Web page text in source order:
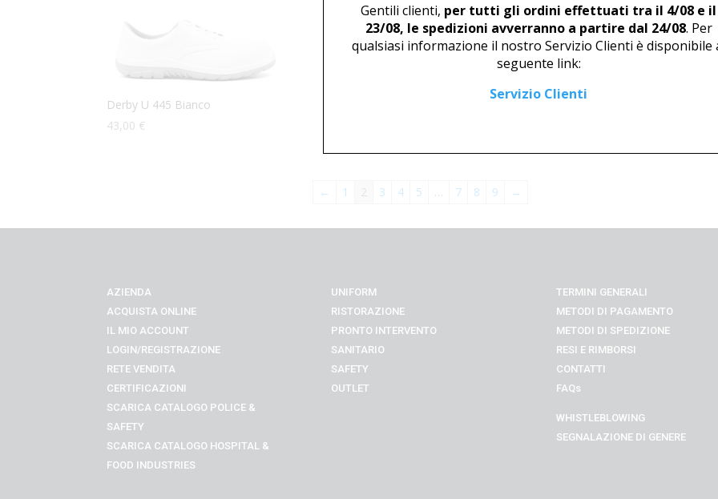
Derby U 445 Bianco
43,00 €
← 1 2 3 4 5 … 7 8 9 →
AZIENDA
ACQUISTA ONLINE
IL MIO ACCOUNT
LOGIN/REGISTRAZIONE
RETE VENDITA
CERTIFICAZIONI
SCARICA CATALOGO POLICE &
SAFETY
SCARICA CATALOGO HOSPITAL &
FOOD INDUSTRIES
UNIFORM
RISTORAZIONE
PRONTO INTERVENTO
SANITARIO
SAFETY
OUTLET
TERMINI GENERALI
METODI DI PAGAMENTO
METODI DI SPEDIZIONE
RESI E RIMBORSI
CONTATTI
FAQs
WHISTLEBLOWING
SEGNALAZIONE DI GENERE
Gentili clienti, per tutti gli ordini effettuati tra il 4/08 e il
23/08, le spedizioni avverranno a partire dal 24/08. Per
qualsiasi informazione il nostro Servizio Clienti è disponibile
seguente link:
Servizio Clienti